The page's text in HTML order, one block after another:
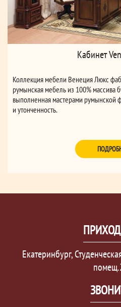
Кабинет
Коллекция мебели Венеция Люкс
румынская мебель из 100% массива
выполненная мастерами румынской
и утонченность.
Екатеринбург,